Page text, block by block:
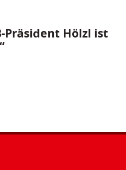
Präsident Hölzl ist